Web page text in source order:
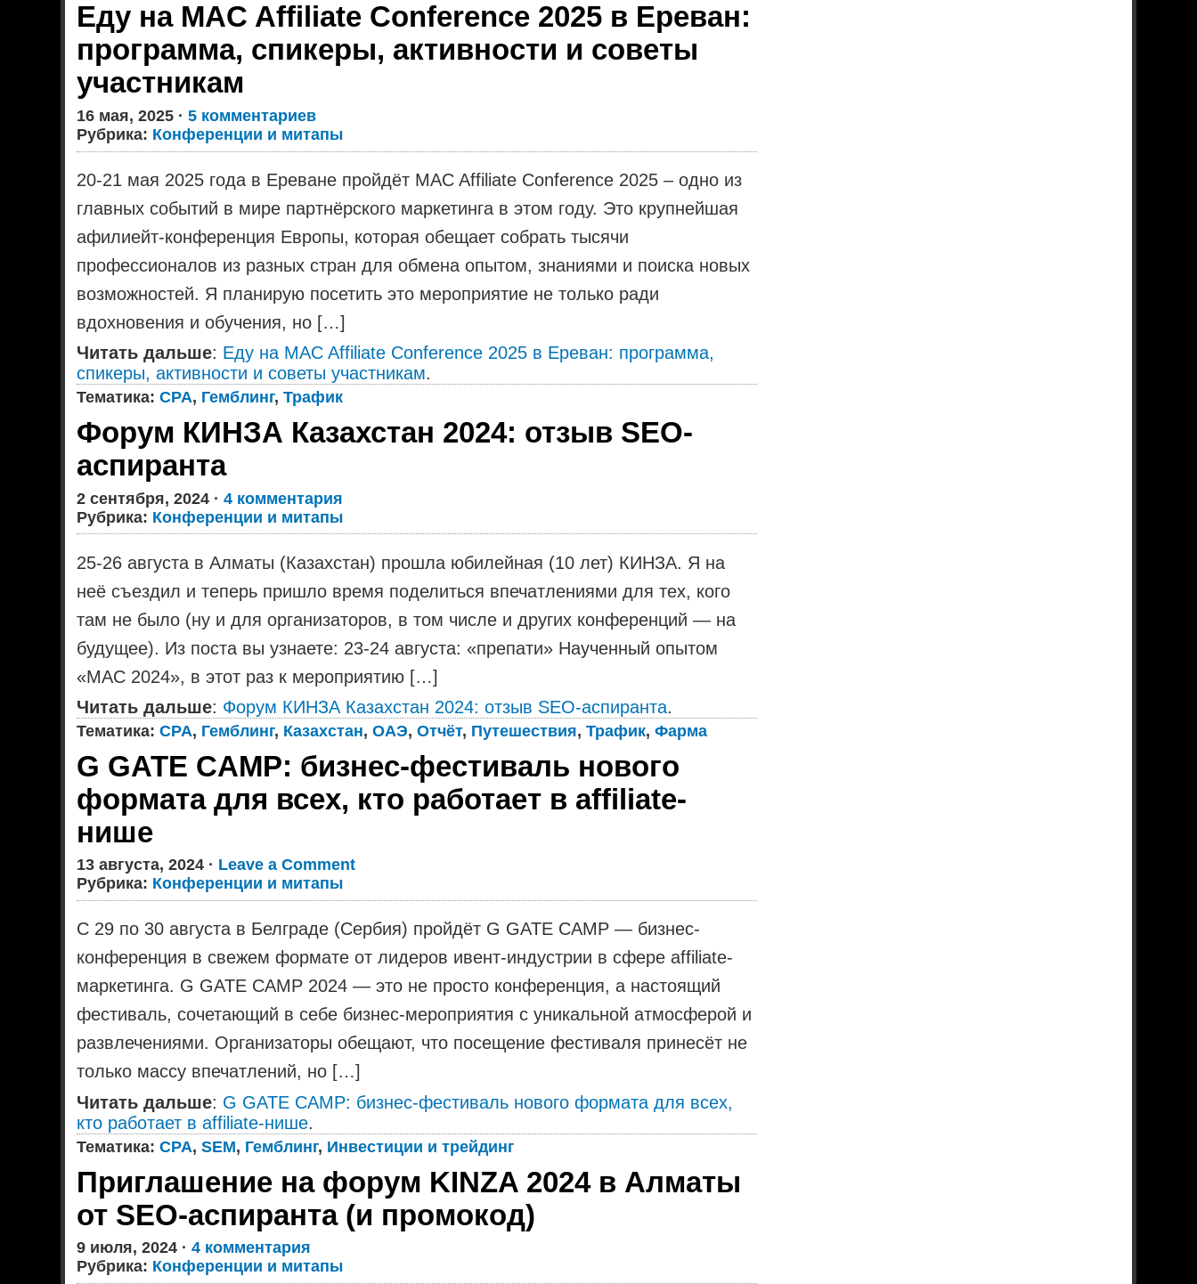
Еду на MAC Affiliate Conference 2025 в Ереван:
программа, спикеры, активности и советы
участникам
16 мая, 2025 ·5 комментариев
Рубрика: Конференции и митапы
20-21 мая 2025 года в Ереване пройдёт MAC Affiliate Conference 2025 – одно из
главных событий в мире партнёрского маркетинга в этом году. Это крупнейшая
афилиейт-конференция Европы, которая обещает собрать тысячи
профессионалов из разных стран для обмена опытом, знаниями и поиска новых
возможностей. Я планирую посетить это мероприятие не только ради
вдохновения и обучения, но […]
Читать дальше: Еду на MAC Affiliate Conference 2025 в Ереван: программа,
спикеры, активности и советы участникам.
Тематика:CPA, Гемблинг,Трафик
Форум КИНЗА Казахстан 2024: отзыв SEO-
аспиранта
2 сентября, 2024 ·4 комментария
Рубрика: Конференции и митапы
25-26 августа в Алматы (Казахстан) прошла юбилейная (10 лет) КИНЗА. Я на
неё съездил и теперь пришло время поделиться впечатлениями для тех, кого
там не было (ну и для организаторов, в том числе и других конференций — на
будущее). Из поста вы узнаете: 23-24 августа: «препати» Наученный опытом
«MAC 2024», в этот раз к мероприятию […]
Читать дальше: Форум КИНЗА Казахстан 2024: отзыв SEO-аспиранта.
Тематика:CPA, Гемблинг, Казахстан,ОАЭ,Отчёт, Путешествия,Трафик,Фарма
G GATE CAMP: бизнес-фестиваль нового
формата для всеx, кто работает в affiliate-
нише
13 августа, 2024 · Leave a Comment
Рубрика: Конференции и митапы
С 29 по 30 августа в Белграде (Сербия) пройдёт G GATE CAMP — бизнес-
конференция в свежем формате от лидеров ивент-индустрии в сфере affiliate-
маркетинга. G GATE CAMP 2024 — это не просто конференция, а настоящий
фестиваль, сочетающий в себе бизнес-мероприятия с уникальной атмосферой и
развлечениями. Организаторы обещают, что посещение фестиваля принесёт не
только массу впечатлений, но […]
Читать дальше: G GATE CAMP: бизнес-фестиваль нового формата для всеx,
кто работает в affiliate-нише.
Тематика:CPA,SEM, Гемблинг, Инвестиции и трейдинг
Приглашение на форум KINZA 2024 в Алматы
от SEO-аспиранта (и промокод)
9 июля, 2024 ·4 комментария
Рубрика: Конференции и митапы